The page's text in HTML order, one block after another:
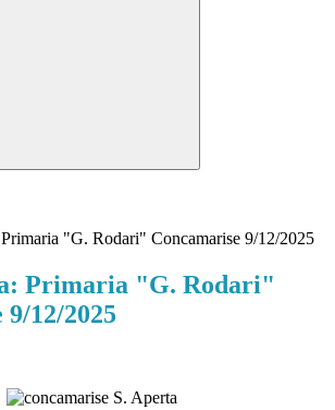
Primaria "G. Rodari" Concamarise 9/12/2025
Primaria "G. Rodari"
9/12/2025